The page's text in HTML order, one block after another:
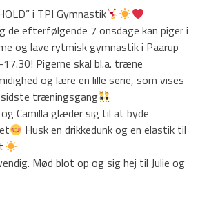
i TPI Gymnastik
de efterfølgende 7 onsdage kan piger i
og lave rytmisk gymnastik i Paarup
Pigerne skal bl.a. træne
og lære en lille serie, som vises
træningsgang
Camilla glæder sig til at byde
Husk en drikkedunk og en elastik til
Mød blot op og sig hej til Julie og